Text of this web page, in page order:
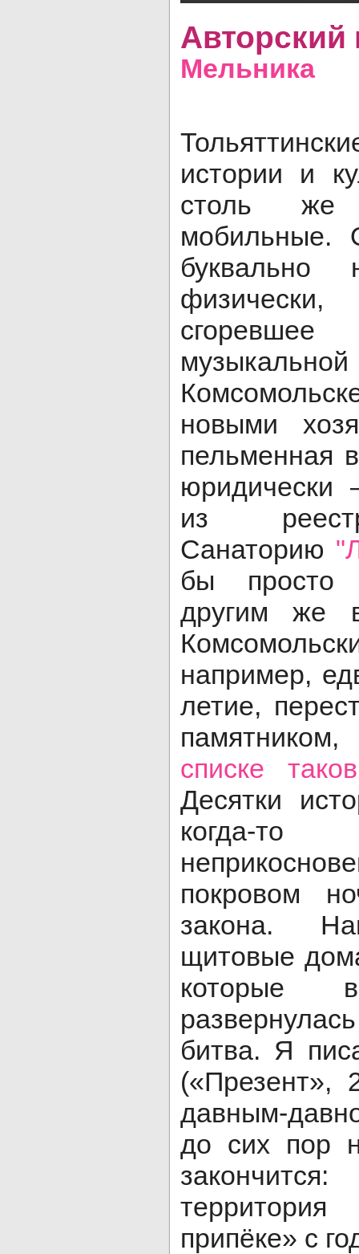
Мельника
истории и
столь же
мобильные.
новыми
пельменная
юридически
из
Санаторию
бы просто
другим же
например,
летие,
списке
Десятки
когда-
покровом
закона.
щитовые
которые
битва. Я
(«Презент»,
давным-
до сих пор
припёке» с